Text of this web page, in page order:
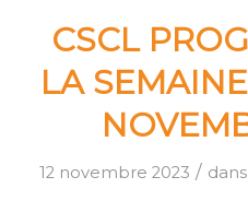
CSCL
LA
12 novembre 2023 / dans